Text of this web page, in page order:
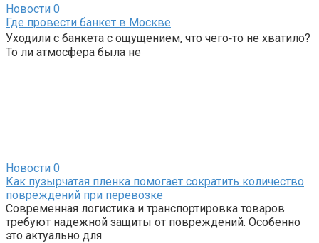
Новости 0
Где провести банкет в Москве
Уходили с банкета с ощущением, что чего‑то не хватило?
То ли атмосфера была не
Новости 0
Как пузырчатая пленка помогает сократить количество
повреждений при перевозке
Современная логистика и транспортировка товаров
требуют надежной защиты от повреждений. Особенно
это актуально для